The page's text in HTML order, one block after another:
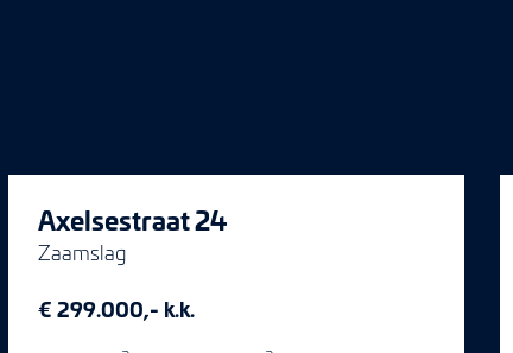
Axelsestraat 24
Zaamslag
€ 299.000,- k.k.